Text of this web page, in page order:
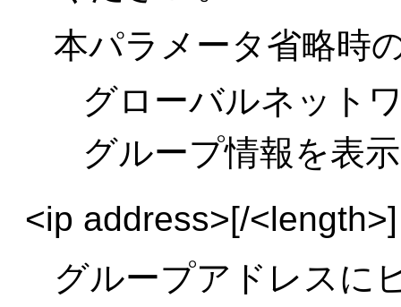
本パラメータ省略時
グローバルネット
グループ情報を表
<ip address>[/<length>]
グループアドレスに